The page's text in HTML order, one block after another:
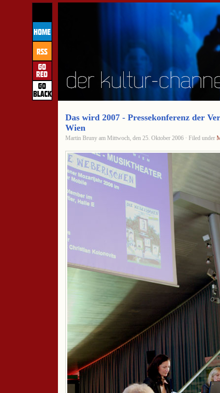
Das wird 2007 - Pressekonferenz der
Wien
Martin Bruny am Mittwoch, den 25. Oktober 2006 · Filed under